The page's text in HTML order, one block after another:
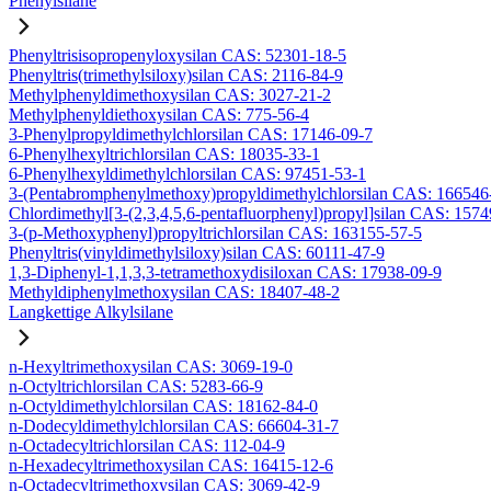
Phenyltrisisopropenyloxysilan CAS: 52301-18-5
Phenyltris(trimethylsiloxy)silan CAS: 2116-84-9
Methylphenyldimethoxysilan CAS: 3027-21-2
Methylphenyldiethoxysilan CAS: 775-56-4
3-Phenylpropyldimethylchlorsilan CAS: 17146-09-7
6-Phenylhexyltrichlorsilan CAS: 18035-33-1
6-Phenylhexyldimethylchlorsilan CAS: 97451-53-1
3-(Pentabromphenylmethoxy)propyldimethylchlorsilan CAS:
Chlordimethyl[3-(2,3,4,5,6-pentafluorphenyl)propyl]silan CAS:
3-(p-Methoxyphenyl)propyltrichlorsilan CAS: 163155-57-5
Phenyltris(vinyldimethylsiloxy)silan CAS: 60111-47-9
1,3-Diphenyl-1,1,3,3-tetramethoxydisiloxan CAS: 17938-09-9
Methyldiphenylmethoxysilan CAS: 18407-48-2
Langkettige Alkylsilane
n-Hexyltrimethoxysilan CAS: 3069-19-0
n-Octyltrichlorsilan CAS: 5283-66-9
n-Octyldimethylchlorsilan CAS: 18162-84-0
n-Dodecyldimethylchlorsilan CAS: 66604-31-7
n-Octadecyltrichlorsilan CAS: 112-04-9
n-Hexadecyltrimethoxysilan CAS: 16415-12-6
n-Octadecyltrimethoxysilan CAS: 3069-42-9